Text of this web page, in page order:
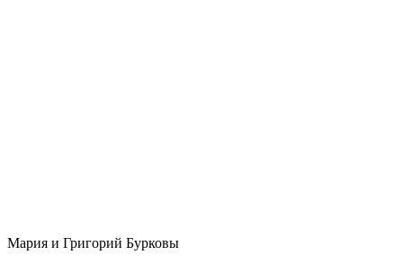
Мария и Григорий Бурковы